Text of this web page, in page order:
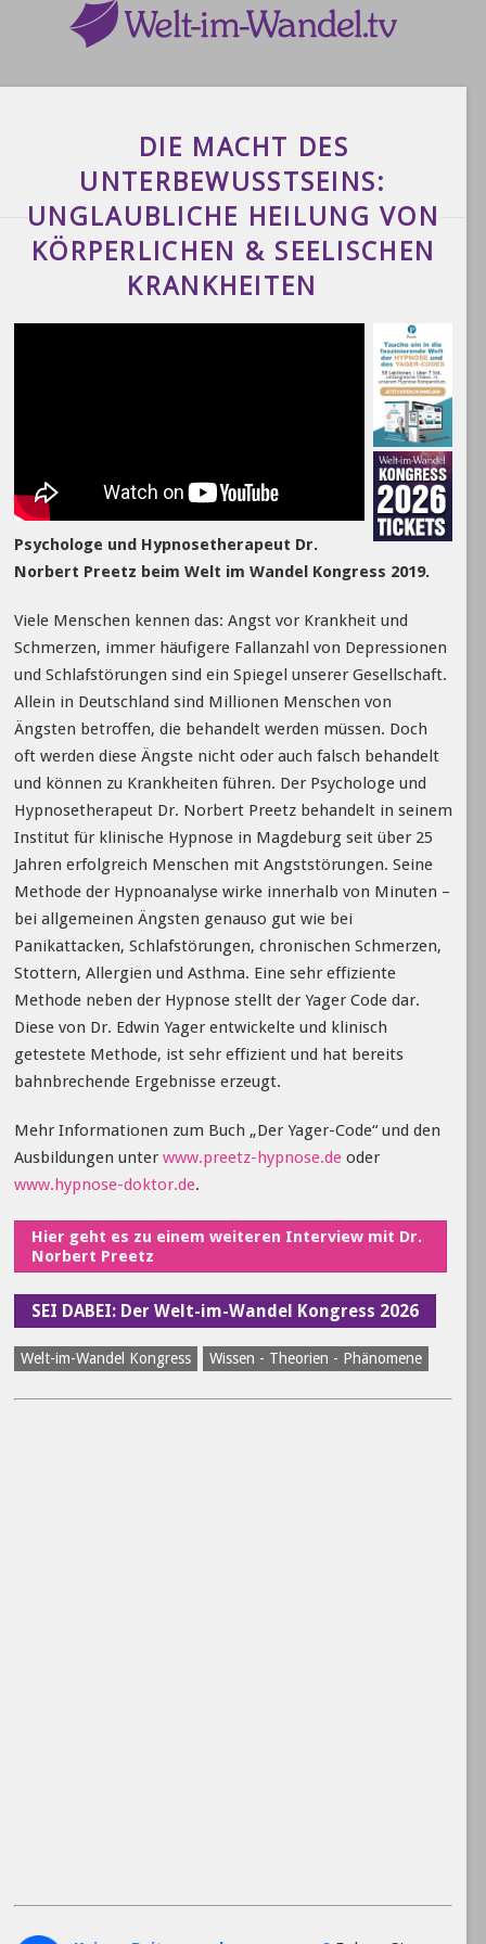
DIE MACHT DES
UNTERBEWUSSTSEINS:
UNGLAUBLICHE HEILUNG VON
KÖRPERLICHEN & SEELISCHEN
KRANKHEITEN
Psychologe und Hypnosetherapeut Dr.
Norbert Preetz beim Welt im Wandel Kongress 2019.
Viele Menschen kennen das: Angst vor Krankheit und
Schmerzen, immer häufigere Fallanzahl von Depressionen
und Schlafstörungen sind ein Spiegel unserer Gesellschaft.
Allein in Deutschland sind Millionen Menschen von
Ängsten betroffen, die behandelt werden müssen. Doch
oft werden diese Ängste nicht oder auch falsch behandelt
und können zu Krankheiten führen. Der Psychologe und
Hypnosetherapeut Dr. Norbert Preetz behandelt in seinem
Institut für klinische Hypnose in Magdeburg seit über 25
Jahren erfolgreich Menschen mit Angststörungen. Seine
Methode der Hypnoanalyse wirke innerhalb von Minuten –
bei allgemeinen Ängsten genauso gut wie bei
Panikattacken, Schlafstörungen, chronischen Schmerzen,
Stottern, Allergien und Asthma. Eine sehr effiziente
Methode neben der Hypnose stellt der Yager Code dar.
Diese von Dr. Edwin Yager entwickelte und klinisch
getestete Methode, ist sehr effizient und hat bereits
bahnbrechende Ergebnisse erzeugt.
Mehr Informationen zum Buch „Der Yager-Code“ und den
Ausbildungen unter www.preetz-hypnose.deoder
www.hypnose-doktor.de.
Hier geht es zu einem weiteren Interview mit Dr.
Norbert Preetz
SEI DABEI: Der Welt-im-Wandel Kongress 2026
Welt-im-Wandel Kongress Wissen - Theorien - Phänomene